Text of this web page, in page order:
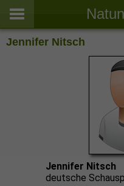
Jennifer Nitsch
Jennifer Nitsch
deutsche